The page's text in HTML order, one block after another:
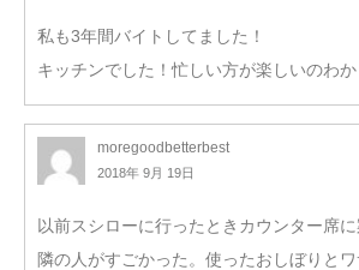
私も3年間バイトしてました！
キッチンでした！忙しい方が楽しいのわか
moregoodbetterbest
2018年 9月 19日
以前スシローに行ったときカウンター席
隣の人がすごかった。使ったおしぼりと